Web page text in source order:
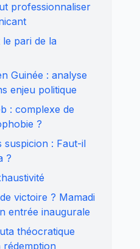
professionnaliser
le pari de la
Guinée : analyse
enjeu politique
: complexe de
?
suspicion : Faut-il
?
victoire ? Mamadi
entrée inaugurale
théocratique
rédemption